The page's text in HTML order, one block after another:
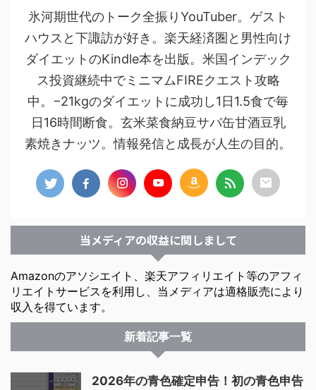
氷河期世代のトーク全振りYouTuber。ゲスト
ハウスと下諏訪が好き。楽天経済圏と男性向け
ダイエットのKindle本を出版。米国インデック
ス投資継続中でミニマムFIREクエスト攻略
中。−21kgのダイエットに成功し1日1.5食で毎
日16時間断食。玄米菜食納豆サバ缶甘酒豆乳
素焼きナッツ。情報発信と成長が人生の目的。
当メディアの収益に関しまして
Amazonのアソシエイト、楽天アフィリエイト等のアフィ
リエイトサービスを利用し、当メディアは適格販売により
収入を得ています。
新着記事一覧
2026年の青色確定申告！初の青色申告